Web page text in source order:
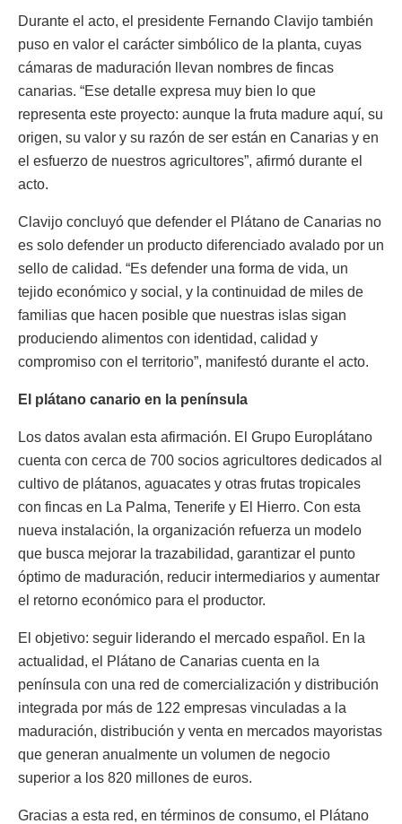
Durante el acto, el presidente Fernando Clavijo también
puso en valor el carácter simbólico de la planta, cuyas
cámaras de maduración llevan nombres de fincas
canarias. “Ese detalle expresa muy bien lo que
representa este proyecto: aunque la fruta madure aquí, su
origen, su valor y su razón de ser están en Canarias y en
el esfuerzo de nuestros agricultores”, afirmó durante el
acto.
Clavijo concluyó que defender el Plátano de Canarias no
es solo defender un producto diferenciado avalado por un
sello de calidad. “Es defender una forma de vida, un
tejido económico y social, y la continuidad de miles de
familias que hacen posible que nuestras islas sigan
produciendo alimentos con identidad, calidad y
compromiso con el territorio”, manifestó durante el acto.
El plátano canario en la península
Los datos avalan esta afirmación. El Grupo Europlátano
cuenta con cerca de 700 socios agricultores dedicados al
cultivo de plátanos, aguacates y otras frutas tropicales
con fincas en La Palma, Tenerife y El Hierro. Con esta
nueva instalación, la organización refuerza un modelo
que busca mejorar la trazabilidad, garantizar el punto
óptimo de maduración, reducir intermediarios y aumentar
el retorno económico para el productor.
El objetivo: seguir liderando el mercado español. En la
actualidad, el Plátano de Canarias cuenta en la
península con una red de comercialización y distribución
integrada por más de 122 empresas vinculadas a la
maduración, distribución y venta en mercados mayoristas
que generan anualmente un volumen de negocio
superior a los 820 millones de euros.
Gracias a esta red, en términos de consumo, el Plátano